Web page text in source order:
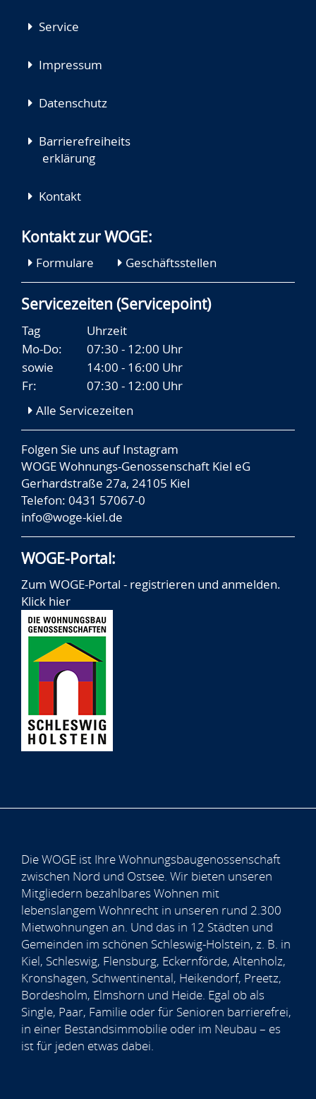
Service
Impressum
Datenschutz
Barrierefreiheits
erklärung
Kontakt
Kontakt zur WOGE:
Formulare Geschäftsstellen
Servicezeiten (Servicepoint)
Tag
Uhrzeit
Mo-Do:
07:30 - 12:00 Uhr
sowie
14:00 - 16:00 Uhr
Fr:
07:30 - 12:00 Uhr
Alle Servicezeiten
Folgen Sie uns aufInstagram
WOGE Wohnungs-Genossenschaft Kiel eG
Gerhardstraße 27a, 24105 Kiel
Telefon: 0431 57067-0
info@woge-kiel.de
WOGE-Portal:
Zum WOGE-Portal - registrieren und anmelden.
Klick hier
Die WOGE ist Ihre Wohnungsbaugenossenschaft
zwischen Nord und Ostsee. Wir bieten unseren
Mitgliedern bezahlbares Wohnen mit
lebenslangem Wohnrecht in unseren rund 2.300
Mietwohnungen an. Und das in 12 Städten und
Gemeinden im schönen Schleswig-Holstein, z. B. in
Kiel, Schleswig, Flensburg, Eckernförde, Altenholz,
Kronshagen, Schwentinental, Heikendorf, Preetz,
Bordesholm, Elmshorn und Heide. Egal ob als
Single, Paar, Familie oder für Senioren barrierefrei,
in einer Bestandsimmobilie oder im Neubau – es
ist für jeden etwas dabei.